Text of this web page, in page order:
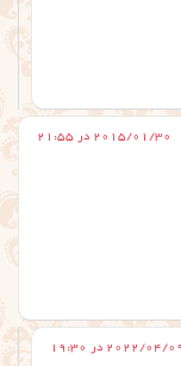
2015/01/30 در 21:55
2022/04/09 در 19:30